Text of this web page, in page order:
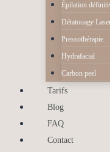
Épilation
Détatouage
Pressothérapie
Hydrafacial
Carbon peel
Tarifs
Blog
FAQ
Contact